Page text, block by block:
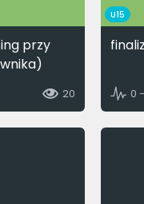
przy
20
U15
0